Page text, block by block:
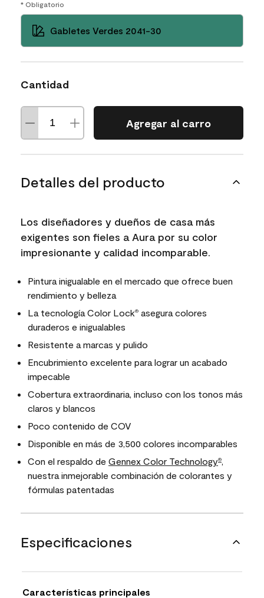
* Obligatorio
Gabletes Verdes 2041-30
Cantidad
Agregar al carro
Detalles del producto
Los diseñadores y dueños de casa más
exigentes son fieles a Aura por su color
impresionante y calidad incomparable.
Pintura inigualable en el mercado que ofrece buen
rendimiento y belleza
La tecnología Color Lock® asegura colores
duraderos e inigualables
Resistente a marcas y pulido
Encubrimiento excelente para lograr un acabado
impecable
Cobertura extraordinaria, incluso con los tonos más
claros y blancos
Poco contenido de COV
Disponible en más de 3,500 colores incomparables
Con el respaldo de Gennex Color Technology®,
nuestra inmejorable combinación de colorantes y
fórmulas patentadas
Especificaciones
Características principales